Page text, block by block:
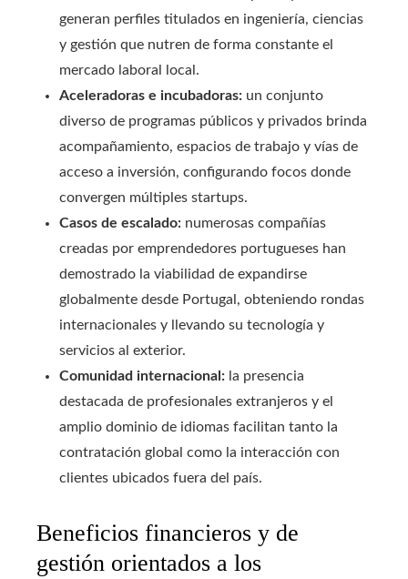
generan perfiles titulados en ingeniería, ciencias
y gestión que nutren de forma constante el
mercado laboral local.
Aceleradoras e incubadoras: un conjunto
diverso de programas públicos y privados brinda
acompañamiento, espacios de trabajo y vías de
acceso a inversión, configurando focos donde
convergen múltiples startups.
Casos de escalado: numerosas compañías
creadas por emprendedores portugueses han
demostrado la viabilidad de expandirse
globalmente desde Portugal, obteniendo rondas
internacionales y llevando su tecnología y
servicios al exterior.
Comunidad internacional: la presencia
destacada de profesionales extranjeros y el
amplio dominio de idiomas facilitan tanto la
contratación global como la interacción con
clientes ubicados fuera del país.
Beneficios financieros y de
gestión orientados a los